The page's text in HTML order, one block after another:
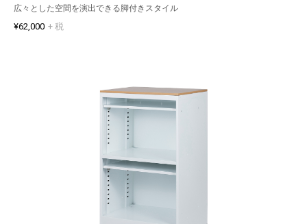
広々とした空間を演出できる脚付きスタイル
¥62,000 + 税